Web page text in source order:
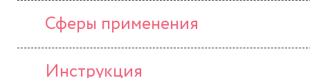
Сферы применения
Инструкция